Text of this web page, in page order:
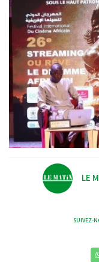
LE
SUIVEZ-